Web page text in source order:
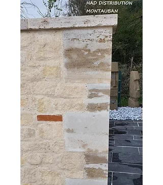
professionnel, venez découvrir
notre large gamme dédiée à
l'aménagement et à la décoration
:
L'excellence pour vos
extérieurs & piscines :
Spécialistes des habillages
extérieurs, nous vous proposons
un large choix de dallages et de
margelles de piscine. Succombez
notamment au charme exotique
du célèbre carreau de Bali,
disponible en stock !
Solutions céramiques &
carrelages : Découvrez notre
sélection de grès cérame (idéal
pour une pose sur plots ou sur lit
de sable) ainsi qu'une gamme
complète de carrelages